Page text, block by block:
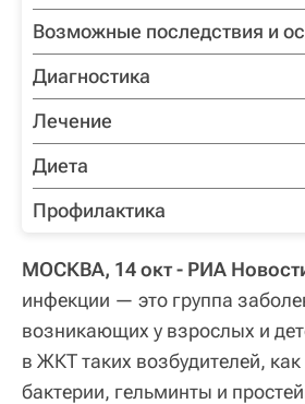
Возможные последствия и
Диагностика
Лечение
Диета
Профилактика
МОСКВА, 14 окт - РИА
инфекции — это группа
возникающих у взрослых и
в ЖКТ таких возбудителей,
бактерии, гельминты и